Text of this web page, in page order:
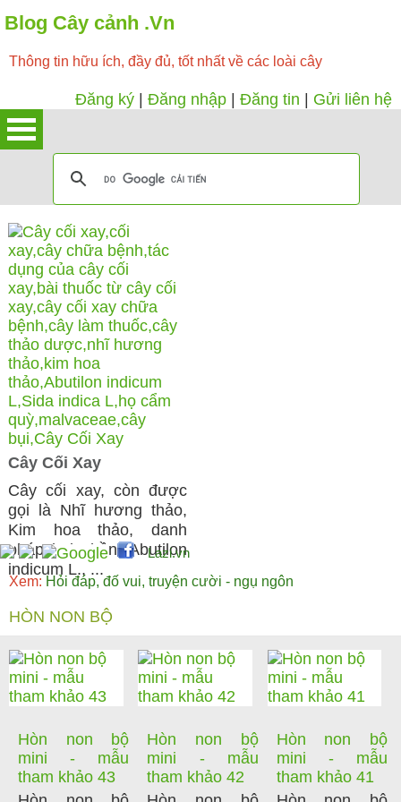
Blog Cây cảnh .Vn
Thông tin hữu ích, đầy đủ, tốt nhất về các loài cây
Đăng ký Đăng nhập Đăng tin Gửi liên hệ
Cây Cối Xay
Cây cối xay, còn được
gọi là Nhĩ hương thảo,
Kim hoa thảo, danh
pháp hai phần: Abutilon
indicum L., ...
Lazi.vn
Xem: Hỏi đáp, đố vui, truyện cười - ngụ ngôn
HÒN NON BỘ
Hòn non bộ
mini - mẫu
tham khảo 43
Hòn non bộ
mini - mẫu
tham khảo 42
Hòn non bộ
mini - mẫu
tham khảo 41